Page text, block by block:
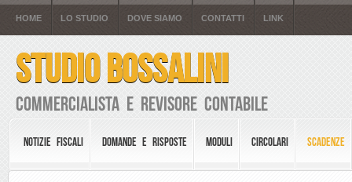
HOME LO STUDIO DOVE SIAMO CONTATTI LINK
STUDIO BOSSALINI
Commercialista e Revisore Contabile
NOTIZIE FISCALI DOMANDE E RISPOSTE MODULI CIRCOLARI SCADENZE